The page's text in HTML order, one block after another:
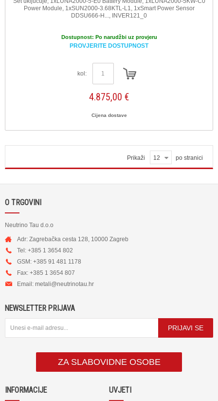
Power Module, 1xSUN2000-3.68KTL-L1, 1xSmart Power Sensor
DDSU666-H..., INVER121_0
Dostupnost: Po narudžbi uz provjeru
PROVJERITE DOSTUPNOST
kol:
4.875,00 €
Cijena dostave
Prikaži 12 po stranici
O TRGOVINI
Neutrino Tau d.o.o
Adr: Zagrebačka cesta 128, 10000 Zagreb
Tel: +385 1 3654 802
GSM: +385 91 481 1178
Fax: +385 1 3654 807
Email: metali@neutrinotau.hr
NEWSLETTER PRIJAVA
PRIJAVI SE
ZA SLABOVIDNE OSOBE
INFORMACIJE UVJETI